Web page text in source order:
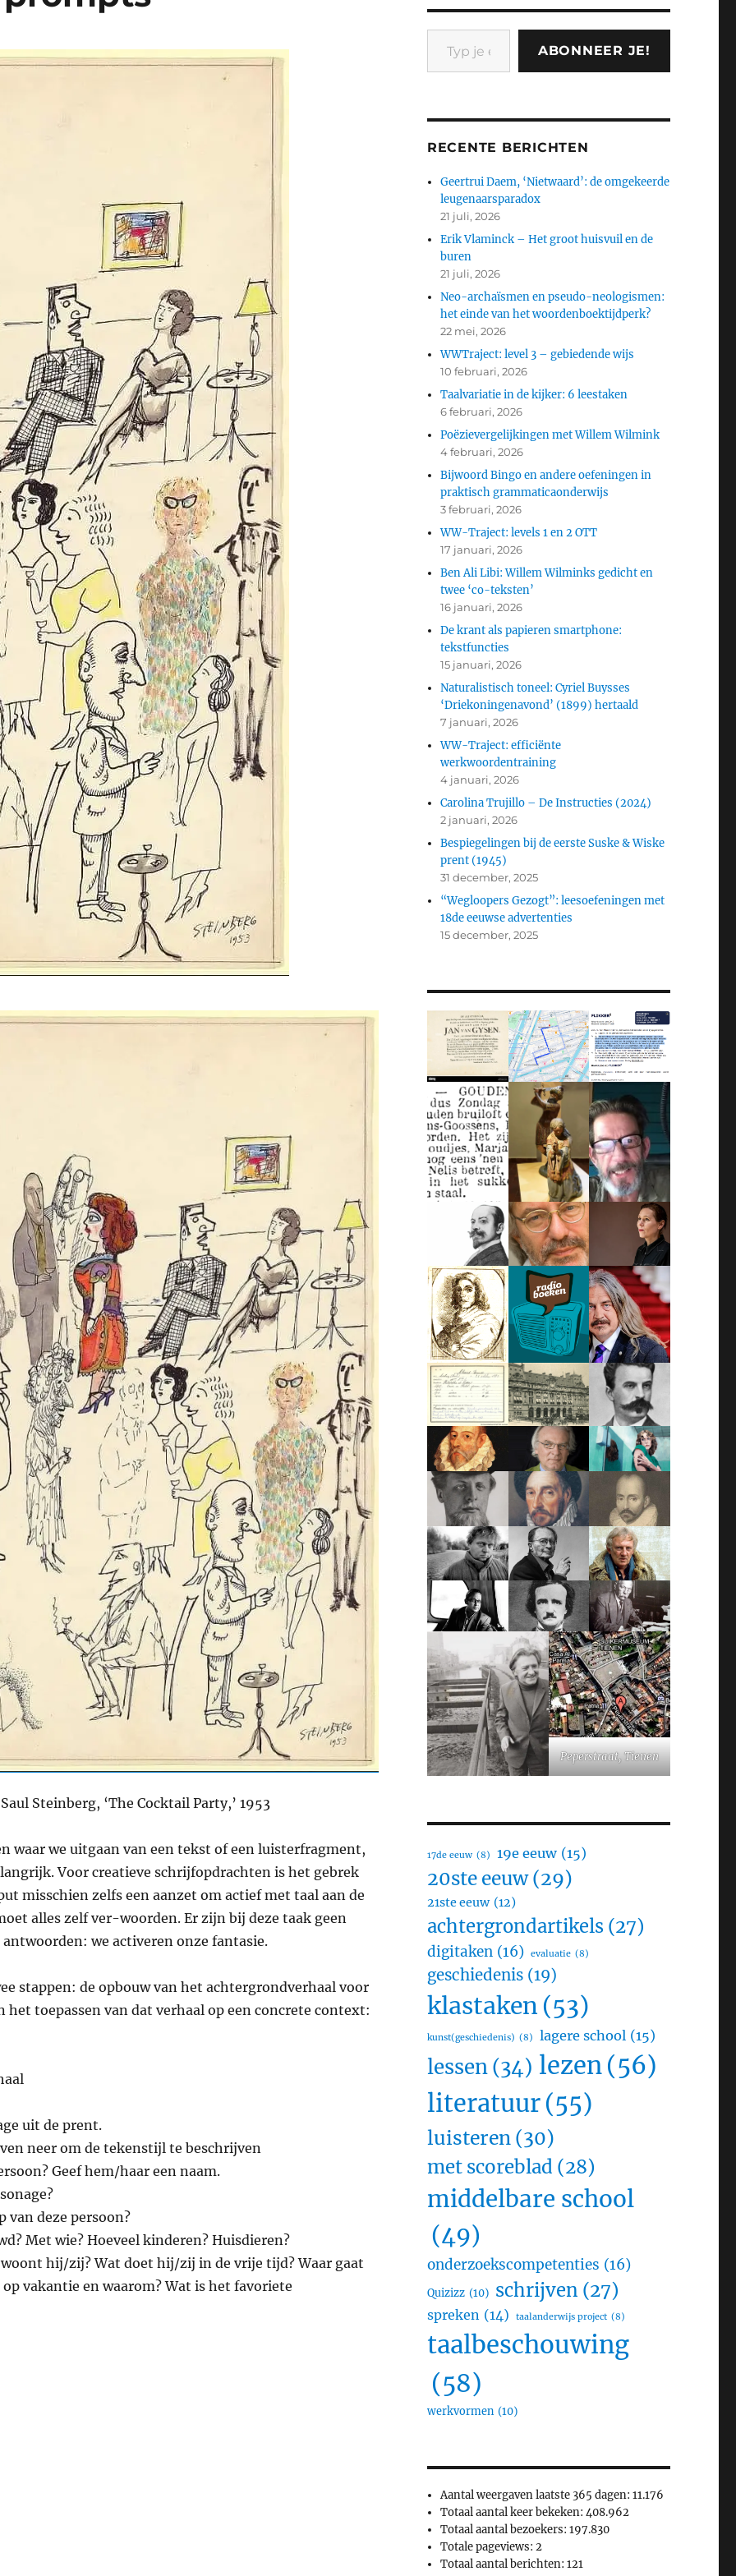
Saul Steinberg, ‘The Cocktail Party,’ 1953
waar we uitgaan van een tekst of een luisterfragment,
Voor creatieve schrijfopdrachten is het gebrek
misschien zelfs een aanzet om actief met taal aan de
alles zelf ver-woorden. Er zijn bij deze taak geen
we activeren onze fantasie.
stappen: de opbouw van het achtergrondverhaal voor
het toepassen van dat verhaal op een concrete context:
uit de prent.
neer om de tekenstijl te beschrijven
Geef hem/haar een naam.
van deze persoon?
Met wie? Hoeveel kinderen? Huisdieren?
hij/zij? Wat doet hij/zij in de vrije tijd? Waar gaat
vakantie en waarom? Wat is het favoriete
Typ je e-mail...
ABONNEER JE!
RECENTE BERICHTEN
Geertrui Daem, ‘Nietwaard’: de omgekeerde
leugenaarsparadox
21 juli, 2026
Erik Vlaminck – Het groot huisvuil en de
buren
21 juli, 2026
Neo-archaïsmen en pseudo-neologismen:
het einde van het woordenboektijdperk?
22 mei, 2026
WWTraject: level 3 – gebiedende wijs
10 februari, 2026
Taalvariatie in de kijker: 6 leestaken
6 februari, 2026
Poëzievergelijkingen met Willem Wilmink
4 februari, 2026
Bijwoord Bingo en andere oefeningen in
praktisch grammaticaonderwijs
3 februari, 2026
WW-Traject: levels 1 en 2 OTT
17 januari, 2026
Ben Ali Libi: Willem Wilminks gedicht en
twee ‘co-teksten’
16 januari, 2026
De krant als papieren smartphone:
tekstfuncties
15 januari, 2026
Naturalistisch toneel: Cyriel Buysses
‘Driekoningenavond’ (1899) hertaald
7 januari, 2026
WW-Traject: efficiënte
werkwoordentraining
4 januari, 2026
Carolina Trujillo – De Instructies (2024)
2 januari, 2026
Bespiegelingen bij de eerste Suske & Wiske
prent (1945)
31 december, 2025
“Wegloopers Gezogt”: leesoefeningen met
18de eeuwse advertenties
15 december, 2025
Peperstraat, Tienen
17de eeuw (8) 19e eeuw (15)
20ste eeuw (29)
21ste eeuw (12)
achtergrondartikels (27)
digitaken (16) evaluatie (8)
geschiedenis (19)
klastaken(53)
kunst(geschiedenis) (8) lagere school (15)
lessen(34) lezen(56)
literatuur(55)
luisteren (30)
met scoreblad (28)
middelbare school
(49)
onderzoekscompetenties (16)
Quizizz (10) schrijven (27)
spreken (14) taalanderwijs project (8)
taalbeschouwing
(58)
werkvormen (10)
Aantal weergaven laatste 365 dagen:11.176
Totaal aantal keer bekeken:408.962
Totaal aantal bezoekers:197.830
Totale pageviews:2
Totaal aantal berichten:121